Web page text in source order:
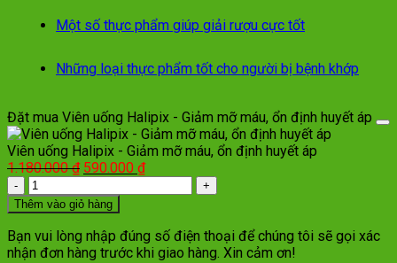
Một số thực phẩm giúp giải rượu cực tốt
Những loại thực phẩm tốt cho người bị bệnh khớp
Đặt mua Viên uống Halipix - Giảm mỡ máu, ổn định huyết áp
Viên uống Halipix - Giảm mỡ máu, ổn định huyết áp
1.180.000₫ Giá
là:
1.180.000 ₫.
590.000 ₫Giá
tại
590.000 ₫.
Số
lượng
Thêm vào giỏ hàng
Bạn vui lòng nhập đúng số điện thoại để chúng tôi sẽ gọi xác
nhận đơn hàng trước khi giao hàng. Xin cảm ơn!